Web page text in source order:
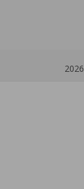
2026